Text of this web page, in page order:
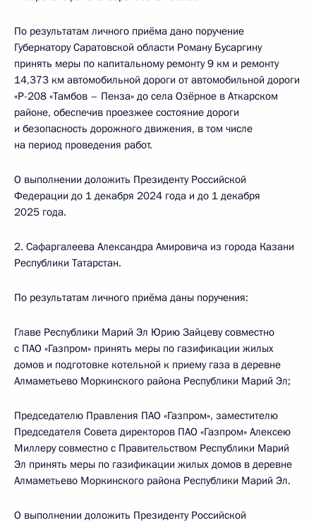
По результатам личного приёма дано поручение
Губернатору Саратовской области Роману Бусаргину
принять меры по капитальному ремонту 9 км и ремонту
14,373 км автомобильной дороги от автомобильной дороги
«Р-208 «Тамбов – Пенза» до села Озёрное в Аткарском
районе, обеспечив проезжее состояние дороги
и безопасность дорожного движения, в том числе
на период проведения работ.
О выполнении доложить Президенту Российской
Федерации до 1 декабря 2024 года и до 1 декабря
2025 года.
2. Сафаргалеева Александра Амировича из города Казани
Республики Татарстан.
По результатам личного приёма даны поручения:
Главе Республики Марий Эл Юрию Зайцеву совместно
с ПАО «Газпром» принять меры по газификации жилых
домов и подготовке котельной к приему газа в деревне
Алмаметьево Моркинского района Республики Марий Эл;
Председателю Правления ПАО «Газпром», заместителю
Председателя Совета директоров ПАО «Газпром» Алексею
Миллеру совместно с Правительством Республики Марий
Эл принять меры по газификации жилых домов в деревне
Алмаметьево Моркинского района Республики Марий Эл.
О выполнении доложить Президенту Российской